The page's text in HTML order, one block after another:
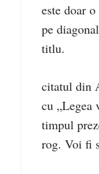
este doar
pe
titlu.
citatul din
cu „Legea
timpul
rog. Voi fi